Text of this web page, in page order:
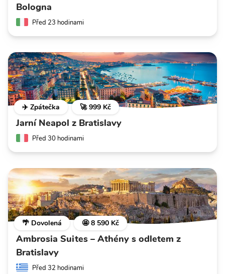
Bologna
Před 23 hodinami
✈️ Zpátečka 🚀 999 Kč
Jarní Neapol z Bratislavy
Před 30 hodinami
🌴 Dovolená 🤩 8 590 Kč
Ambrosia Suites – Athény s odletem z
Bratislavy
Před 32 hodinami